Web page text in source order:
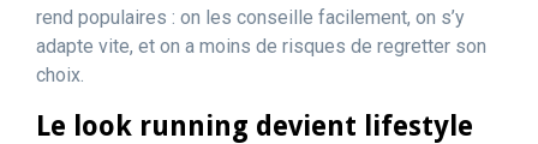
rend populaires : on les conseille facilement, on s’y
adapte vite, et on a moins de risques de regretter son
choix.
Le look running devient lifestyle